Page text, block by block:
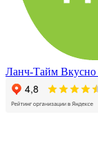
Ланч-Тайм Вкусно